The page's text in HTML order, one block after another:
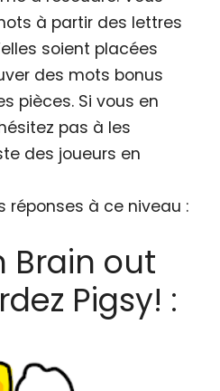
à partir des lettres
soient placées
des mots bonus
pièces. Si vous en
pas à les
des joueurs en
réponses à ce niveau :
Brain out
Pigsy! :